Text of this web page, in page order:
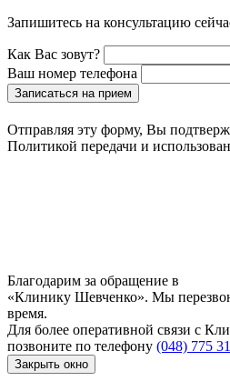
Запишитесь на консультацию
Как Вас зовут?
Ваш номер телефона
Записаться на прием
Отправляя эту форму, Вы
Политикой передачи и
Благодарим за обращение в
«Клинику Шевченко». Мы
время.
Для более оперативной связи с
позвоните по телефону (048) 775
Закрыть окно